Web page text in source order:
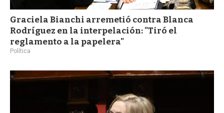
Graciela Bianchi arremetió contra Blanca
Rodríguez en la interpelación: "Tiró el
reglamento a la papelera"
Política